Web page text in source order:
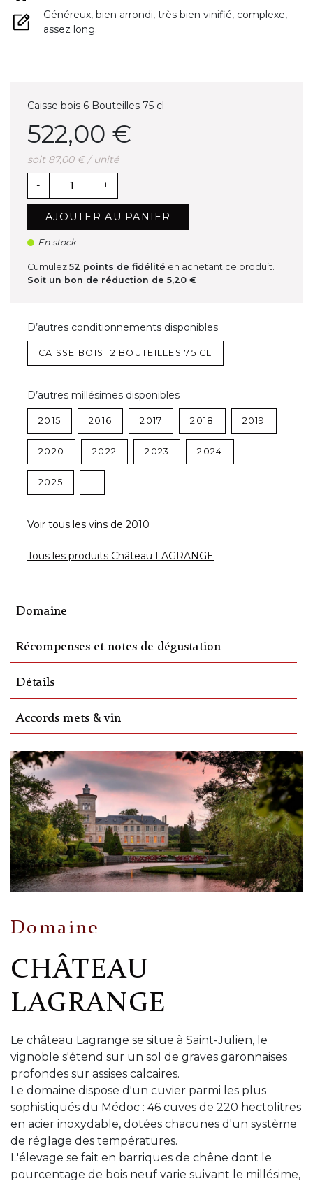
Généreux, bien arrondi, très bien vinifié, complexe,
assez long.
Caisse bois 6 Bouteilles 75 cl
522,00 €
soit 87,00 € / unité
- +
AJOUTER AU PANIER
En stock
Cumulez 52 points de fidélité en achetant ce produit.
Soit un bon de réduction de 5,20 €.
D’autres conditionnements disponibles
CAISSE BOIS 12 BOUTEILLES 75 CL
D’autres millésimes disponibles
2015 2016 2017 2018 2019
2020 2022 2023 2024
2025 .
Voir tous les vins de 2010
Tous les produits Château LAGRANGE
Domaine
Récompenses et notes de dégustation
Détails
Accords mets & vin
Domaine
CHÂTEAU
LAGRANGE
Le château Lagrange se situe à Saint-Julien, le
vignoble s'étend sur un sol de graves garonnaises
profondes sur assises calcaires.
Le domaine dispose d'un cuvier parmi les plus
sophistiqués du Médoc : 46 cuves de 220 hectolitres
en acier inoxydable, dotées chacunes d'un système
de réglage des températures.
L'élevage se fait en barriques de chêne dont le
pourcentage de bois neuf varie suivant le millésime,